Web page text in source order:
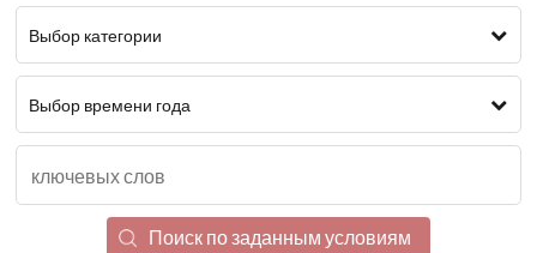
Выбор категории
Выбор времени года
Поиск по заданным условиям